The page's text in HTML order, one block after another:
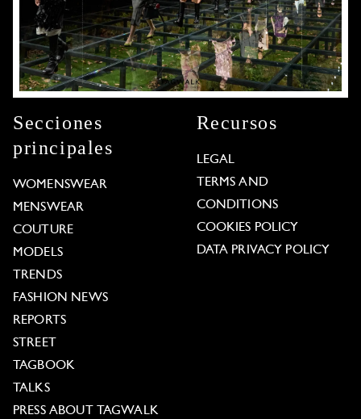
Secciones
principales
WOMENSWEAR
MENSWEAR
COUTURE
MODELS
TRENDS
FASHION NEWS
REPORTS
STREET
TAGBOOK
TALKS
PRESS ABOUT TAGWALK
Recursos
LEGAL
TERMS AND
CONDITIONS
COOKIES POLICY
DATA PRIVACY POLICY